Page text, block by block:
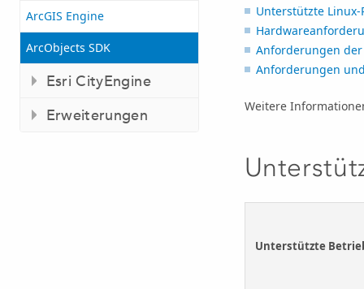
ArcGIS Engine
ArcObjects SDK
Esri CityEngine
Erweiterungen
Unterstützte
Anforderungen der
Anforderungen
Weitere
Unterstützte